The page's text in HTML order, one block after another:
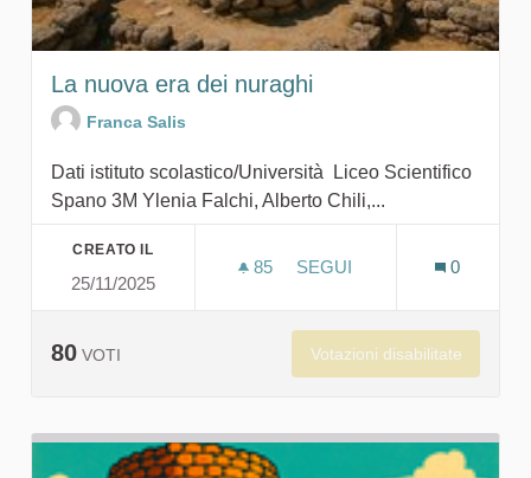
La nuova era dei nuraghi
Franca Salis
Dati istituto scolastico/Università Liceo Scientifico
Spano 3M Ylenia Falchi, Alberto Chili,...
CREATO IL
25/11/2025
85 85 SOSTENITORI
SEGUI
0
80 VOTI Votazioni disabilitate